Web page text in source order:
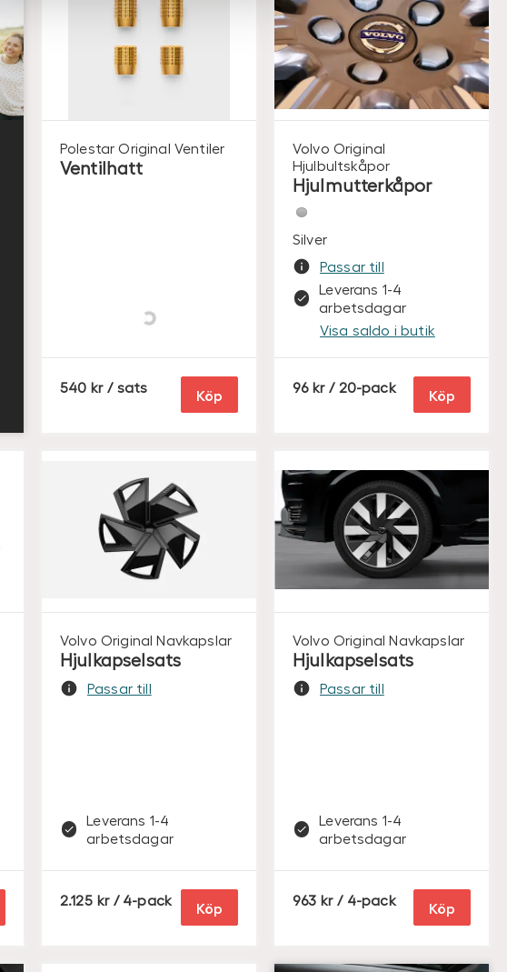
Polestar Original Ventiler
Ventilhatt
arbetsdagar
540 S / sats Köp
Volvo Original
Hjulbultskåpor
Hjulmutterkåpor
Silver
Passar till
Leverans 1-4
arbetsdagar
Visa saldo i butik
96 S / 20-pack Köp
Volvo Original Navkapslar
Hjulkapselsats
Passar till
Leverans 1-4
arbetsdagar
2.125 S / 4-pack Köp
Volvo Original Navkapslar
Hjulkapselsats
Passar till
Leverans 1-4
arbetsdagar
963 S / 4-pack Köp